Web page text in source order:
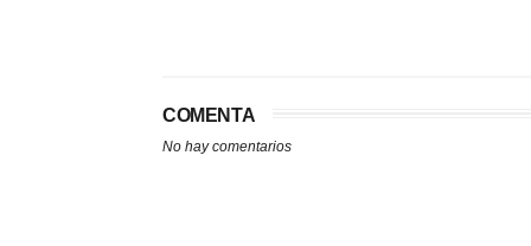
COMENTA
No hay comentarios